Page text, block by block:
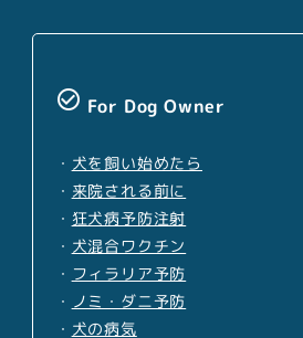
check_circle_outline For Dog Owner
・ 犬を飼い始めたら
・ 来院される前に
・ 狂犬病予防注射
・ 犬混合ワクチン
・ フィラリア予防
・ ノミ・ダニ予防
・ 犬の病気